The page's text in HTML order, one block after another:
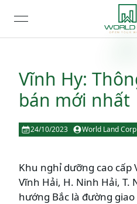
open navigation menu
Vĩnh Hy:
bán mới nhất
24/10/2023 World Land Corp
Khu nghỉ dưỡng cao cấp
Vĩnh Hải, H. Ninh Hải, T.
hướng Bắc là đường